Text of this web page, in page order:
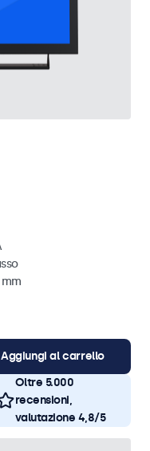
Aggiungi al carrello
Oltre 5.000
recensioni,
valutazione 4,8/5